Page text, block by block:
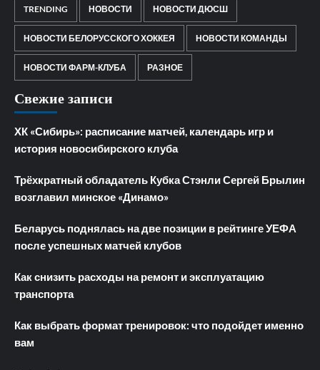
TRENDING НОВОСТИ НОВОСТИ ДЮСШ
НОВОСТИ БЕЛОРУССКОГО ХОККЕЯ НОВОСТИ КОМАНДЫ
НОВОСТИ ФАРМ-КЛУБА РАЗНОЕ
Свежие записи
ХК «Сибирь»: расписание матчей, календарь игр и
история новосибирского клуба
Трёхкратный обладатель Кубка Стэнли Сергей Брылин
возглавил минское «Динамо»
Беларусь поднялась на две позиции в рейтинге УЕФА
после успешных матчей клубов
Как снизить расходы на ремонт и эксплуатацию
транспорта
Как выбрать формат тренировок: что подойдет именно
вам